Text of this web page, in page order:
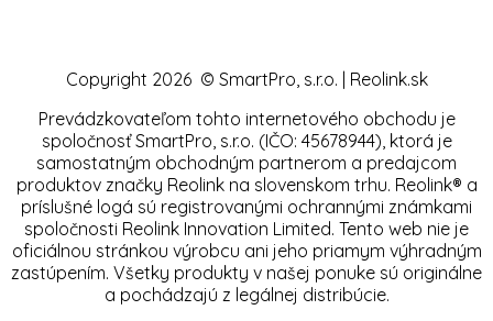
Copyright 2026 © SmartPro, s.r.o. | Reolink.sk
Prevádzkovateľom tohto internetového obchodu je
spoločnosť SmartPro, s.r.o. (IČO: 45678944), ktorá je
samostatným obchodným partnerom a predajcom
produktov značky Reolink na slovenskom trhu. Reolink® a
príslušné logá sú registrovanými ochrannými známkami
spoločnosti Reolink Innovation Limited. Tento web nie je
oficiálnou stránkou výrobcu ani jeho priamym výhradným
zastúpením. Všetky produkty v našej ponuke sú originálne
a pochádzajú z legálnej distribúcie.